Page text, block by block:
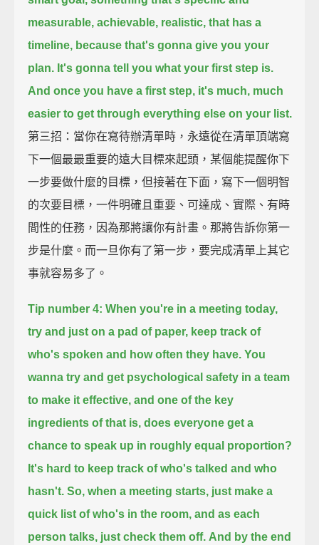
measurable, achievable, realistic, that has a
timeline, because that's gonna give you your
plan. It's gonna tell you what your first step is.
And once you have a first step, it's much, much
easier to get through everything else on your list.
第三招：當你在寫待辦清單時，永遠從在清單頂端寫
下一個最最重要的遠大目標來起頭，某個能提醒你下
一步要做什麼的目標，但接著在下面，寫下一個明智
的次要目標，一件明確且重要、可達成、實際、有時
間性的任務，因為那將讓你有計畫。那將告訴你第一
步是什麼。而一旦你有了第一步，要完成清單上其它
事就容易多了。
Tip number 4: When you're in a meeting today,
try and just on a pad of paper, keep track of
who's spoken and how often they have. You
wanna try and get psychological safety in a team
to make it effective, and one of the key
ingredients of that is, does everyone get a
chance to speak up in roughly equal proportion?
It's hard to keep track of who's talked and who
hasn't. So, when a meeting starts, just make a
quick list of who's in the room, and as each
person talks, just check them off. And by the end